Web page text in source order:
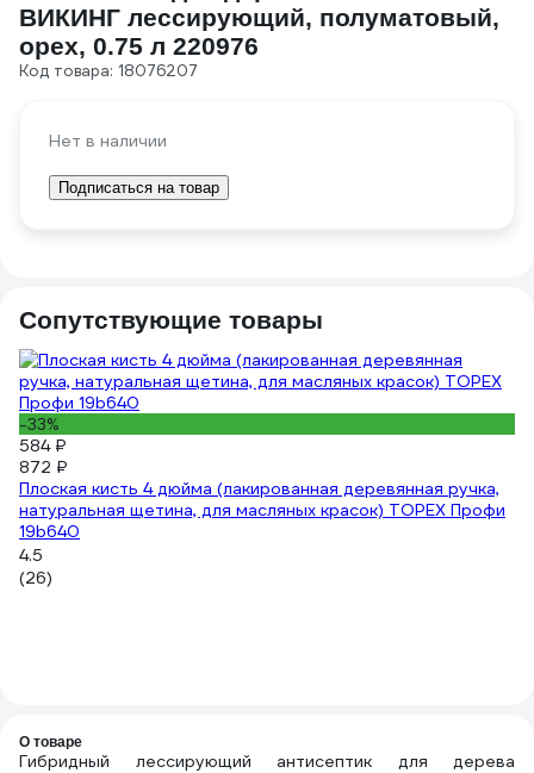
ВИКИНГ лессирующий, полуматовый,
орех, 0.75 л 220976
Код товара: 18076207
Нет в наличии
Подписаться на товар
Сопутствующие товары
-33%
584 ₽
872 ₽
Плоская кисть 4 дюйма (лакированная деревянная ручка,
натуральная щетина, для масляных красок) TOPEX Профи
19b640
4.5
(26)
О товаре
Гибридный лессирующий антисептик для дерева